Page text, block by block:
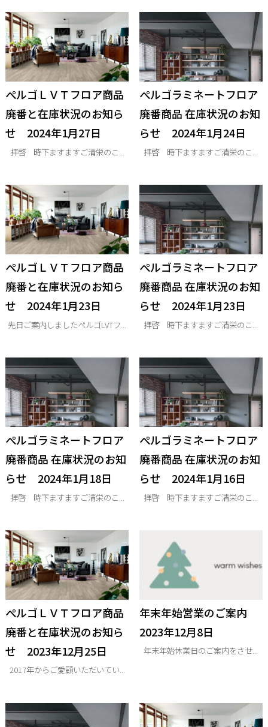
ぺルゴＬＶＴフロア商品
廃番と在庫状況のお知ら
せ 2024年1月27日
拝啓 時下ますますご清栄のこ...
ぺルゴラミネートフロア
廃番商品 在庫状況のお知
らせ 2024年1月24日
拝啓 時下ますますご清栄のこ...
ぺルゴＬＶＴフロア商品
廃番と在庫状況のお知ら
せ 2024年1月23日
先日ご案内しましたぺルゴLVTフ...
ぺルゴラミネートフロア
廃番商品 在庫状況のお知
らせ 2024年1月23日
拝啓 時下ますますご清栄のこ...
ぺルゴラミネートフロア
廃番商品 在庫状況のお知
らせ 2024年1月18日
拝啓 時下ますますご清栄のこ...
ぺルゴラミネートフロア
廃番商品 在庫状況のお知
らせ 2024年1月16日
拝啓 時下ますますご清栄のこ...
ぺルゴＬＶＴフロア商品
廃番と在庫状況のお知ら
せ 2023年12月25日
2017年からご愛顧いただいてい...
年末年始営業のご案内
2023年12月8日
年末年始休業日のご案内をさせ...